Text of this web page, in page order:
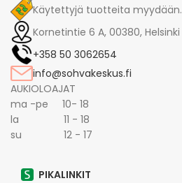
Käytettyjä tuotteita myydään.
Kornetintie 6 A, 00380, Helsinki
+358 50 3062654
info@sohvakeskus.fi
AUKIOLOAJAT
ma -pe 10- 18
la 11 - 18
su 12 - 17
PIKALINKIT